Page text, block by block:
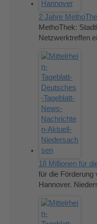
2 Jahre
MethoThek:
Netzwerktreffen
18 Millionen für
für die Förderung
Hannover.